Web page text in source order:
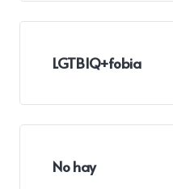
LGTBIQ+fobia
No hay